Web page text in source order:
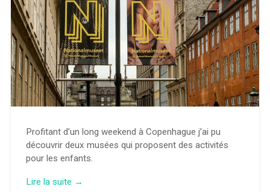
Profitant d’un long weekend à Copenhague j’ai pu
découvrir deux musées qui proposent des activités
pour les enfants.
Lire la suite « Deux
→